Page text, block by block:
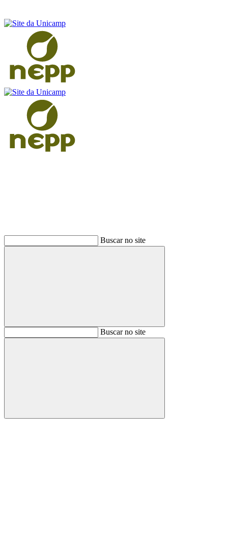
Buscar no site
BuscarBuscar no site
Buscar